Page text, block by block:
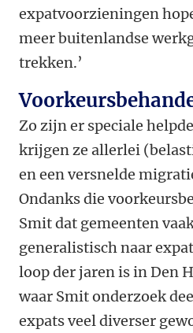
expatvoorzieningen
meer buitenlandse
trekken.’
Zo zijn er speciale
krijgen ze allerlei
en een versnelde
Ondanks die
Smit dat gemeenten
generalistisch naar
loop der jaren is in Den
waar Smit onderzoek
expats veel diverser